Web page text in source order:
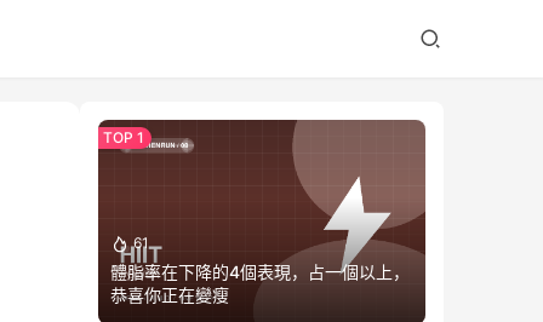
61
體脂率在下降的4個表現，占一個以上，
恭喜你正在變瘦